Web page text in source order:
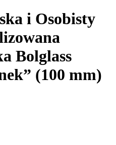
i Osobisty
Bolglass
(100 mm)